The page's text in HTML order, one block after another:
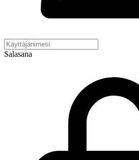
Salasana